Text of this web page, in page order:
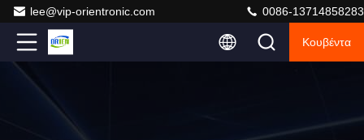
lee@vip-orientronic.com 0086-13714858283
Κουβέντα